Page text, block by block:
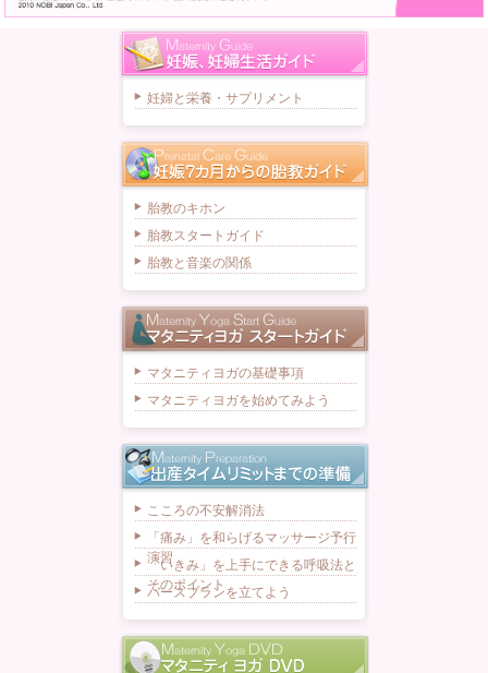
妊婦と栄養・サプリメント
胎教のキホン
胎教スタートガイド
胎教と音楽の関係
マタニティヨガの基礎事項
マタニティヨガを始めてみよう
こころの不安解消法
「痛み」を和らげるマッサージ予行
演習
「いきみ」を上手にできる呼吸法と
そのポイント
バースプランを立てよう